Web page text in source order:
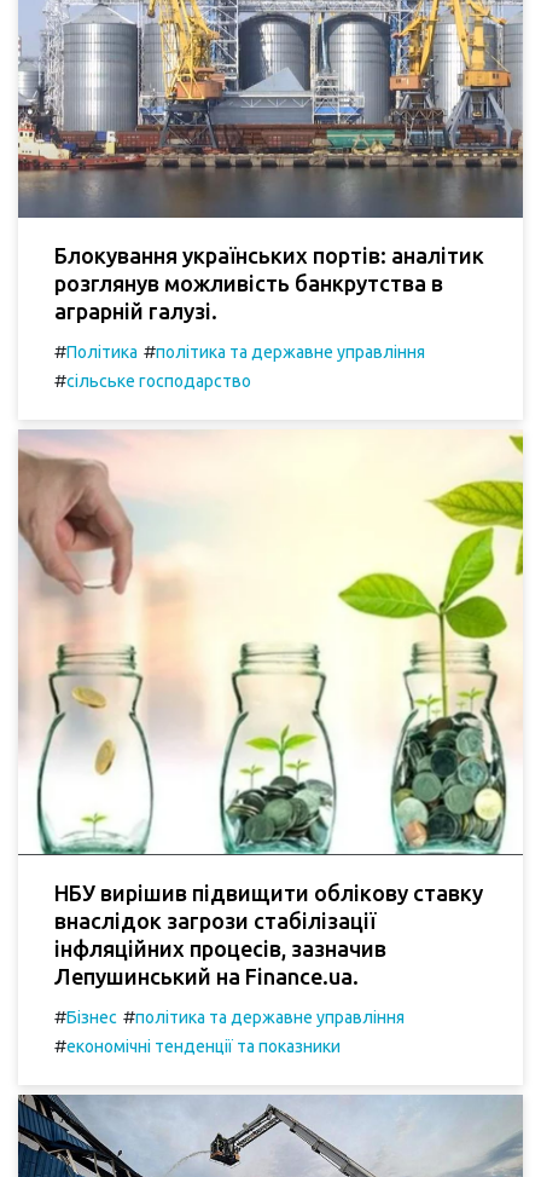
Блокування українських портів: аналітик
розглянув можливість банкрутства в
аграрній галузі.
#Політика #політика та державне управління
#сільське господарство
НБУ вирішив підвищити облікову ставку
внаслідок загрози стабілізації
інфляційних процесів, зазначив
Лепушинський на Finance.ua.
#Бізнес #політика та державне управління
#економічні тенденції та показники